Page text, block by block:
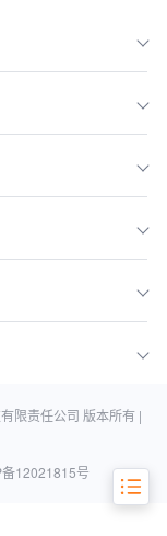
限责任公司 版本所有 |
12021815号